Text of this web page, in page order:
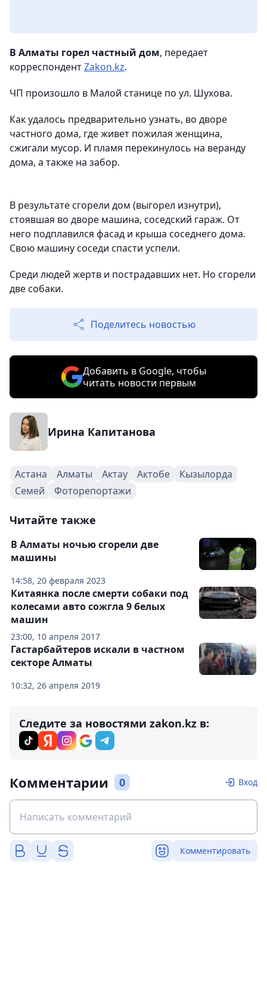
В Алматы горел частный дом, передает
корреспондентZakon.kz.
ЧП произошло в Малой станице по ул. Шухова.
Как удалось предварительно узнать, во дворе
частного дома, где живет пожилая женщина,
сжигали мусор. И пламя перекинулось на веранду
дома, а также на забор.
В результате сгорели дом (выгорел изнутри),
стоявшая во дворе машина, соседский гараж. От
него подплавился фасад и крыша соседнего дома.
Свою машину соседи спасти успели.
Среди людей жертв и пострадавших нет. Но сгорели
две собаки.
Поделитесь новостью
Добавить в Google, чтобы
читать новости первым
Ирина Капитанова
Астана Алматы Актау Актобе
Кызылорда
Семей
Фоторепортажи
Читайте также
14:58, 20 февраля 2023
В Алматы ночью сгорели две
машины
23:00, 10 апреля 2017
Китаянка после смерти собаки под
колесами авто сожгла 9 белых
машин
10:32, 26 апреля 2019
Гастарбайтеров искали в частном
секторе Алматы
Следите за новостями zakon.kz в:
Комментарии 0 Вход
Комментировать